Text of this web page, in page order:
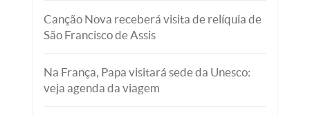
Canção Nova receberá visita de relíquia de
São Francisco de Assis
Na França, Papa visitará sede da Unesco:
veja agenda da viagem